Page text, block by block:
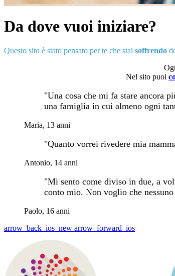
Da dove vuoi iniziare?
Questo sito è stato pensato per te che stai soffrendo
Nel sito puoi
"Una cosa che mi fa stare ancora
una famiglia in cui almeno ogni
Maria, 13 anni
"Quanto vorrei rivedere mia
Antonio, 14 anni
"Mi sento come diviso in due, a
conto mio. Non voglio che
Paolo, 16 anni
Previous
arrow_back_ios_new arrow_forward_iosNext